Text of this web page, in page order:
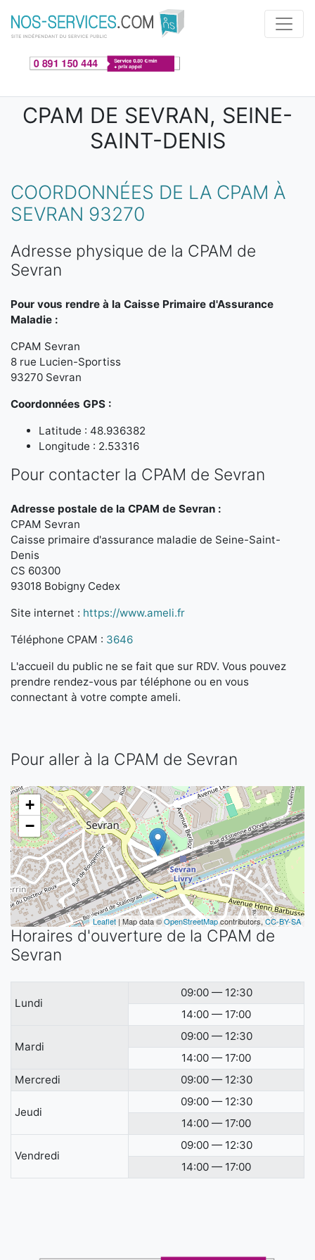
Aller au contenu principal
CPAM DE SEVRAN, SEINE-
SAINT-DENIS
COORDONNÉES DE LA CPAM À
SEVRAN 93270
Adresse physique de la CPAM de
Sevran
Pour vous rendre à la Caisse Primaire d'Assurance
Maladie :
CPAM Sevran
8 rue Lucien-Sportiss
93270 Sevran
Coordonnées GPS :
Latitude : 48.936382
Longitude : 2.53316
Pour contacter la CPAM de Sevran
Adresse postale de la CPAM de Sevran :
CPAM Sevran
Caisse primaire d'assurance maladie de Seine-Saint-
Denis
CS 60300
93018 Bobigny Cedex
Site internet : https://www.ameli.fr
Téléphone CPAM : 3646
L'accueil du public ne se fait que sur RDV. Vous pouvez
prendre rendez-vous par téléphone ou en vous
connectant à votre compte ameli.
Pour aller à la CPAM de Sevran
+
−
Leaflet | Map data ©OpenStreetMapcontributors, CC-BY-SA
Horaires d'ouverture de la CPAM de
Sevran
Lundi
09:00 — 12:30
14:00 — 17:00
Mardi
09:00 — 12:30
14:00 — 17:00
Mercredi
09:00 — 12:30
Jeudi
09:00 — 12:30
14:00 — 17:00
Vendredi
09:00 — 12:30
14:00 — 17:00